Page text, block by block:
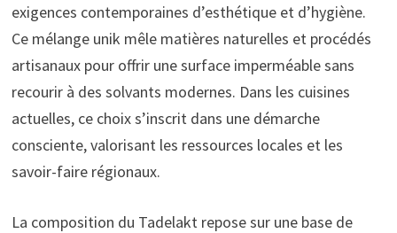
exigences contemporaines d’esthétique et d’hygiène.
Ce mélange unik mêle matières naturelles et procédés
artisanaux pour offrir une surface imperméable sans
recourir à des solvants modernes. Dans les cuisines
actuelles, ce choix s’inscrit dans une démarche
consciente, valorisant les ressources locales et les
savoir-faire régionaux.
La composition du Tadelakt repose sur une base de